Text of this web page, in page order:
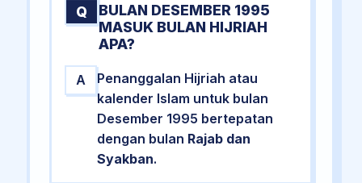
Q
BULAN DESEMBER 1995
MASUK BULAN HIJRIAH
APA?
A
Penanggalan Hijriah atau
kalender Islam untuk bulan
Desember 1995 bertepatan
dengan bulan Rajab dan
Syakban.